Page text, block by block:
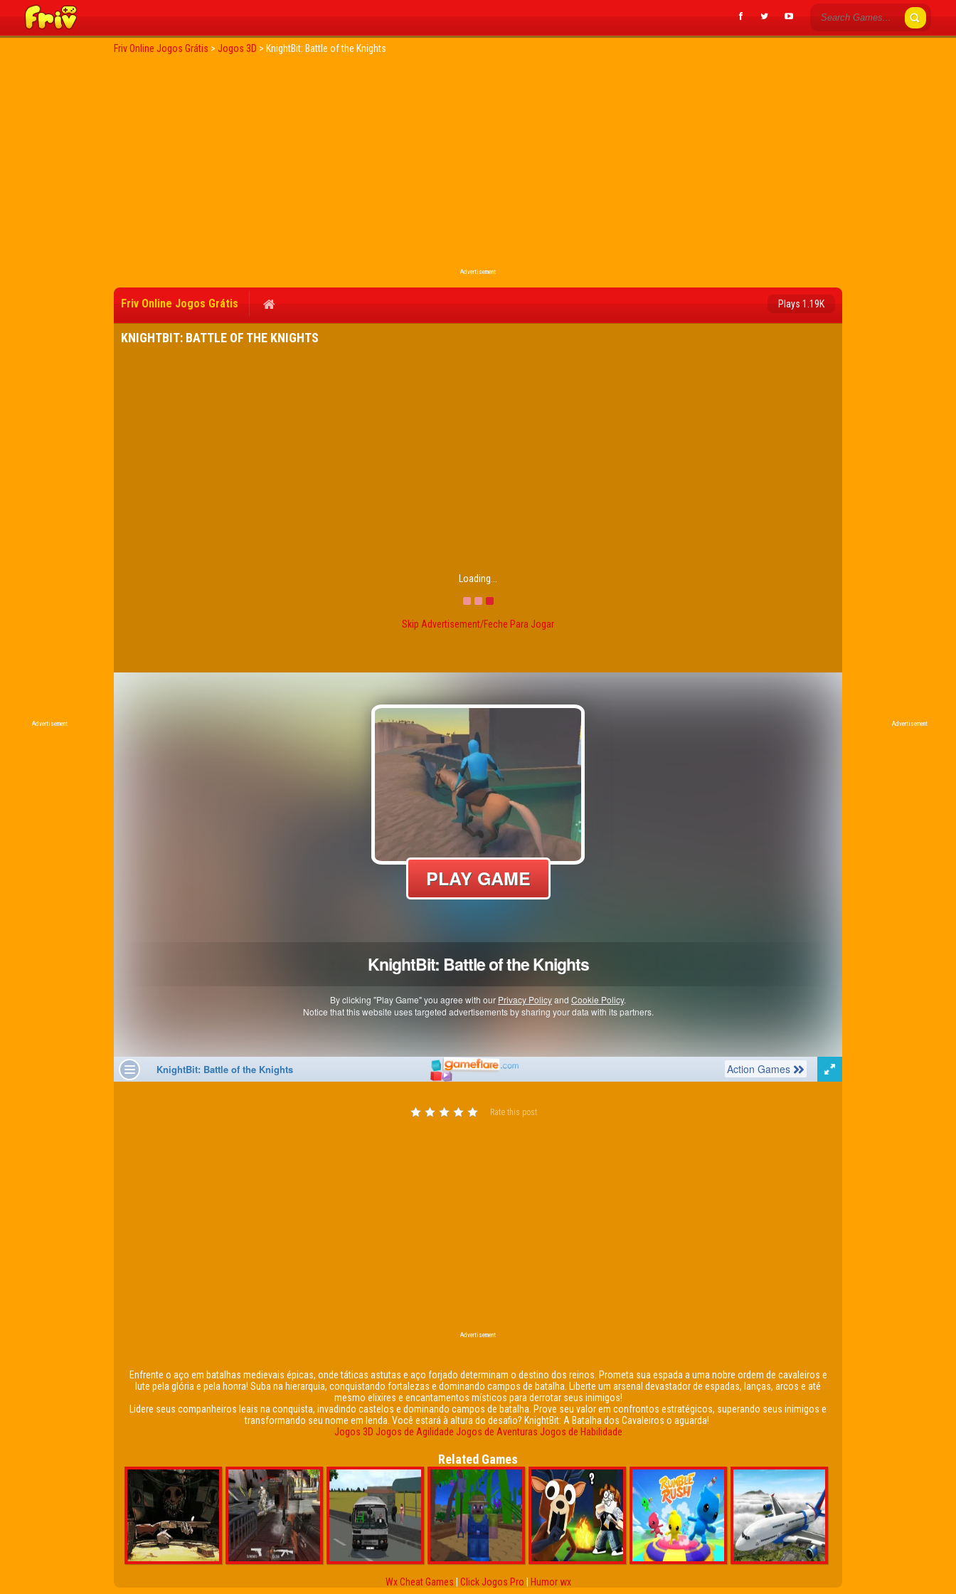
Friv Online Jogos Grátis > Jogos 3D > KnightBit: Battle of the Knights
Advertisement
Advertisement
Friv Online Jogos Grátis Plays 1.19K
KNIGHTBIT: BATTLE OF THE KNIGHTS
Loading...
Skip Advertisement/Feche Para Jogar
Rate this post
Advertisement
Enfrente o aço em batalhas medievais épicas, onde táticas astutas e aço forjado determinam o destino dos reinos. Prometa sua espada a uma nobre ordem de cavaleiros e
lute pela glória e pela honra! Suba na hierarquia, conquistando fortalezas e dominando campos de batalha. Liberte um arsenal devastador de espadas, lanças, arcos e até
mesmo elixires e encantamentos místicos para derrotar seus inimigos!
Lidere seus companheiros leais na conquista, invadindo castelos e dominando campos de batalha. Prove seu valor em confrontos estratégicos, superando seus inimigos e
transformando seu nome em lenda. Você estará à altura do desafio? KnightBit: A Batalha dos Cavaleiros o aguarda! ️
Jogos 3D Jogos de Agilidade Jogos de Aventuras Jogos de Habilidade
Related Games
Wx Cheat Games Click Jogos Pro Humor wx
Advertisement